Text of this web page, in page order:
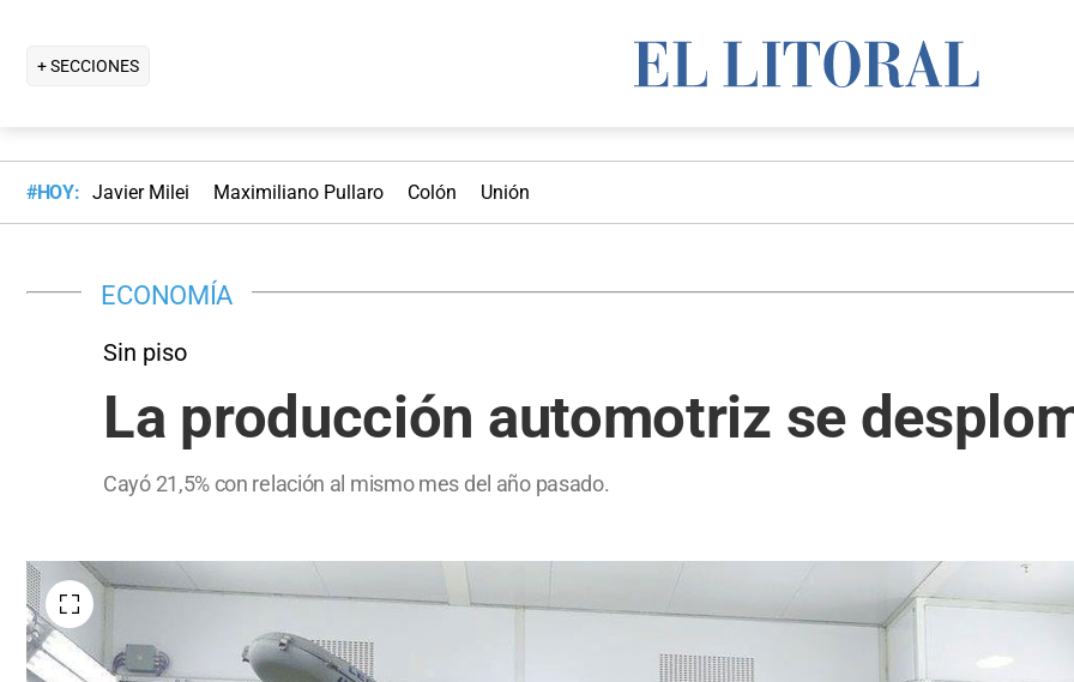
+ SECCIONES
#HOY: Javier Milei Maximiliano Pullaro Colón Unión
ECONOMÍA
Sin piso
La producción automotriz se
Cayó 21,5% con relación al mismo mes del año pasado.